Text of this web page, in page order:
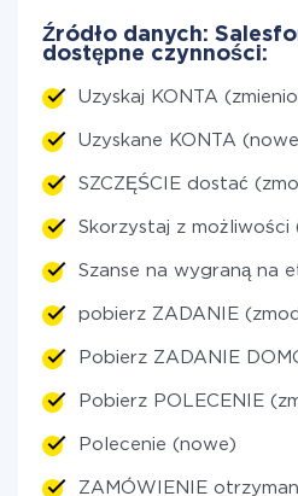
Źródło danych:
dostępne czynności:
Uzyskaj KONTA
Uzyskane KONTA
SZCZĘŚCIE dostać
Skorzystaj z możliwości
Szanse na wygraną na
pobierz ZADANIE
Pobierz ZADANIE
Pobierz POLECENIE
Polecenie (nowe)
ZAMÓWIENIE